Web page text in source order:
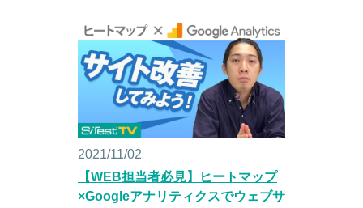
2021/11/02
【WEB担当者必見】ヒートマップ
×Googleアナリティクスでウェブサ